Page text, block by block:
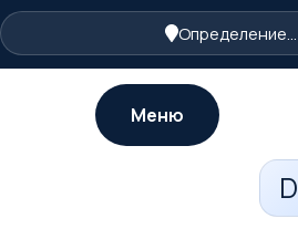
Определение...
D
Меню